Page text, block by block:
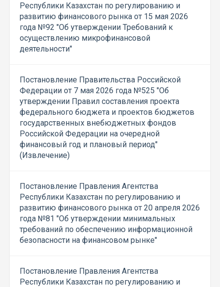
Республики Казахстан по регулированию и
развитию финансового рынка от 15 мая 2026
года №92 "Об утверждении Требований к
осуществлению микрофинансовой
деятельности"
Постановление Правительства Российской
Федерации от 7 мая 2026 года №525 "Об
утверждении Правил составления проекта
федерального бюджета и проектов бюджетов
государственных внебюджетных фондов
Российской Федерации на очередной
финансовый год и плановый период"
(Извлечение)
Постановление Правления Агентства
Республики Казахстан по регулированию и
развитию финансового рынка от 20 апреля 2026
года №81 "Об утверждении минимальных
требований по обеспечению информационной
безопасности на финансовом рынке"
Постановление Правления Агентства
Республики Казахстан по регулированию и